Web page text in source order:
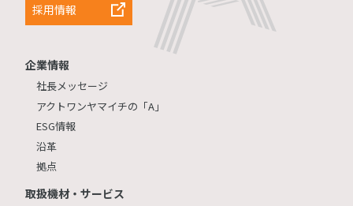
採用情報
企業情報
社長メッセージ
アクトワンヤマイチの「A」
ESG情報
沿革
拠点
取扱機材・サービス